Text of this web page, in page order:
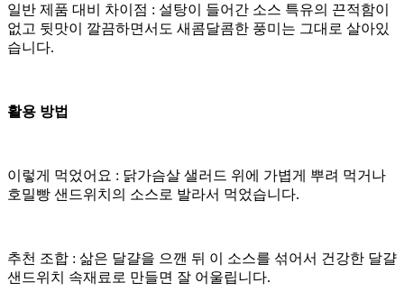
​일반 제품 대비 차이점 : 설탕이 들어간 소스 특유의 끈적함이
없고 뒷맛이 깔끔하면서도 새콤달콤한 풍미는 그대로 살아있
습니다.
활용 방법
​이렇게 먹었어요 : 닭가슴살 샐러드 위에 가볍게 뿌려 먹거나
호밀빵 샌드위치의 소스로 발라서 먹었습니다.
​추천 조합 : 삶은 달걀을 으깬 뒤 이 소스를 섞어서 건강한 달걀
샌드위치 속재료로 만들면 잘 어울립니다.